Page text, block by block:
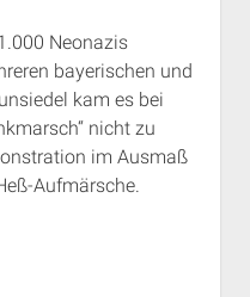
Neonazis
bayerischen und
kam es bei
nicht zu
im Ausmaß
Aufmärsche.